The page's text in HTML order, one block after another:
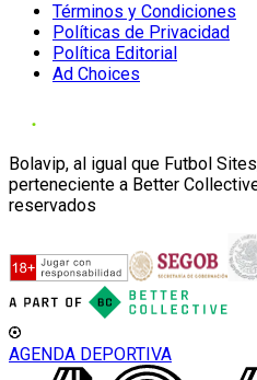
Términos y Condiciones
Políticas de Privacidad
Política Editorial
Ad Choices
Bolavip, al igual que Futbol
perteneciente a Better
reservados
AGENDA DEPORTIVA